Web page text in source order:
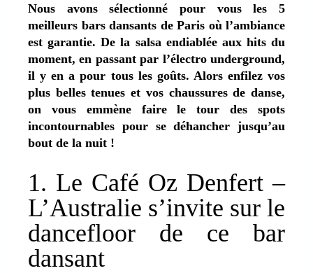
Nous avons sélectionné pour vous les 5
meilleurs bars dansants de Paris où l’ambiance
est garantie. De la salsa endiablée aux hits du
moment, en passant par l’électro underground,
il y en a pour tous les goûts. Alors enfilez vos
plus belles tenues et vos chaussures de danse,
on vous emmène faire le tour des spots
incontournables pour se déhancher jusqu’au
bout de la nuit !
1. Le Café Oz Denfert –
L’Australie s’invite sur le
dancefloor de ce bar
dansant